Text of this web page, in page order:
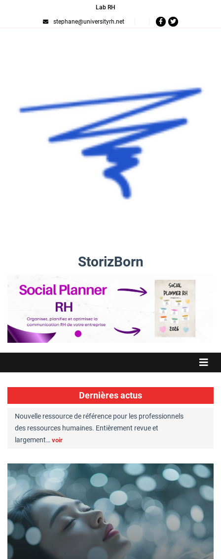
Lab RH
stephane@universityrh.net
StorizBorn
Dernières actus
Nouvelle ressource de référence pour les professionnels
des ressources humaines. Entièrement revue et
largement… voir